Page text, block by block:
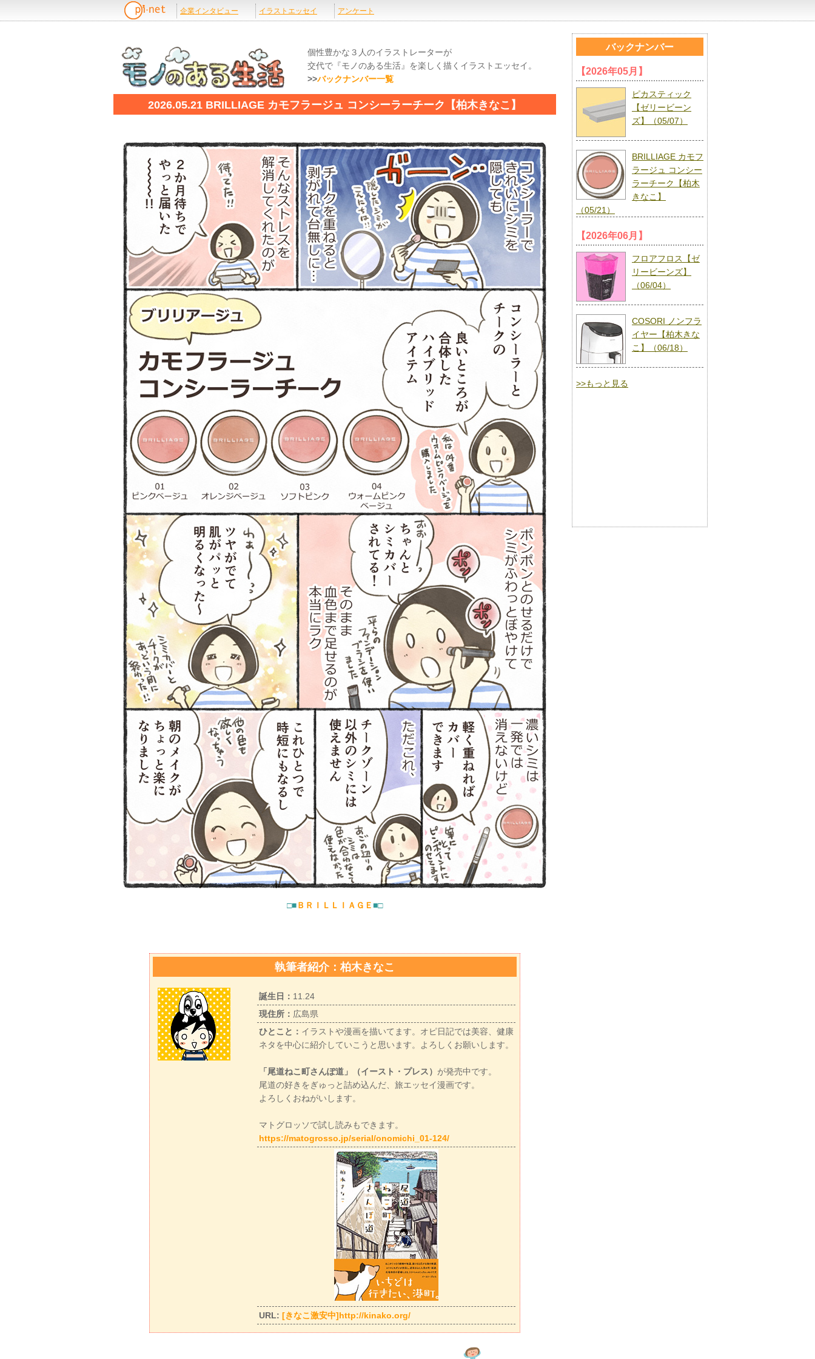
個性豊かな３人のイラストレーターが
交代で『モノのある生活』を楽しく描くイラストエッセイ。
>>バックナンバー一覧
2026.05.21 BRILLIAGE カモフラージュ コンシーラーチーク【柏木きなこ】
□■ＢＲＩＬＬＩＡＧＥ■□
執筆者紹介：柏木きなこ
誕生日： 11.24
現住所： 広島県
ひとこと： イラストや漫画を描いてます。オピ日記では美容、健康
ネタを中心に紹介していこうと思います。よろしくお願いします。
「尾道ねこ町さんぽ道」（イースト・プレス） が発売中です。
尾道の好きをぎゅっと詰め込んだ、旅エッセイ漫画です。
よろしくおねがいします。
マトグロッソで試し読みもできます。
https://matogrosso.jp/serial/onomichi_01-124/
URL: [きなこ激安中]http://kinako.org/